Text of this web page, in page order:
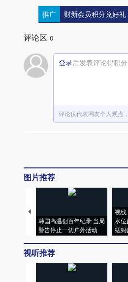
推广 财新会员积分兑好礼
评论区 0
登录后发表评论得积分
评论仅代表网友个人观点
图片推荐
韩国高温创百年纪录 当局
警告停止一切户外活动
视线
水位
猛犸
视听推荐